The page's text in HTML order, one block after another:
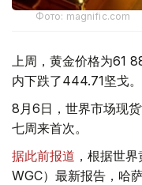
Фото: magnific.com
上周，黄金价格为61
内下跌了444.71坚戈。
8月6日，世界市场现
七周来首次。
据此前报道 ，根据世
WGC）最新报告，哈